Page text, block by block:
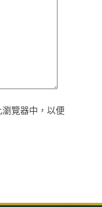
覽器中，以便